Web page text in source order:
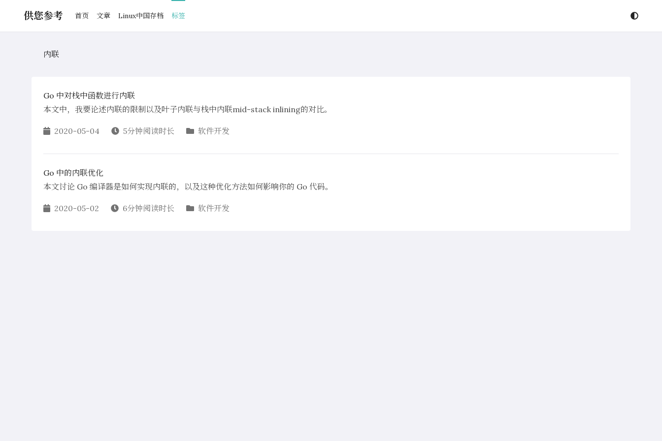
供您参考 首页 文章 Linux中国存档 标签
内联
Go 中对栈中函数进行内联
本文中，我要论述内联的限制以及叶子内联与栈中内联mid-stack inlining的对比。
2020-05-04 5分钟阅读时长 软件开发
Go 中的内联优化
本文讨论 Go 编译器是如何实现内联的，以及这种优化方法如何影响你的 Go 代码。
2020-05-02 6分钟阅读时长 软件开发